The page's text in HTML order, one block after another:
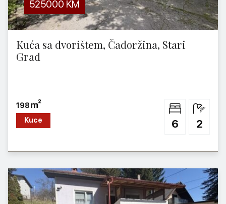
525000 KM
Kuća sa dvorištem, Čadoržina, Stari
Grad
Kuce
198
6 2